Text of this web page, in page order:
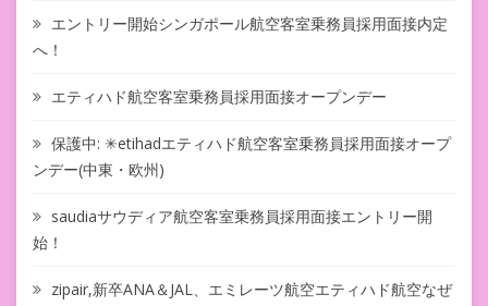
エントリー開始シンガポール航空客室乗務員採用面接内定
へ！
エティハド航空客室乗務員採用面接オープンデー
保護中: ✳︎etihadエティハド航空客室乗務員採用面接オープ
ンデー(中東・欧州)
saudiaサウディア航空客室乗務員採用面接エントリー開
始！
zipair,新卒ANA＆JAL、エミレーツ航空エティハド航空なぜ